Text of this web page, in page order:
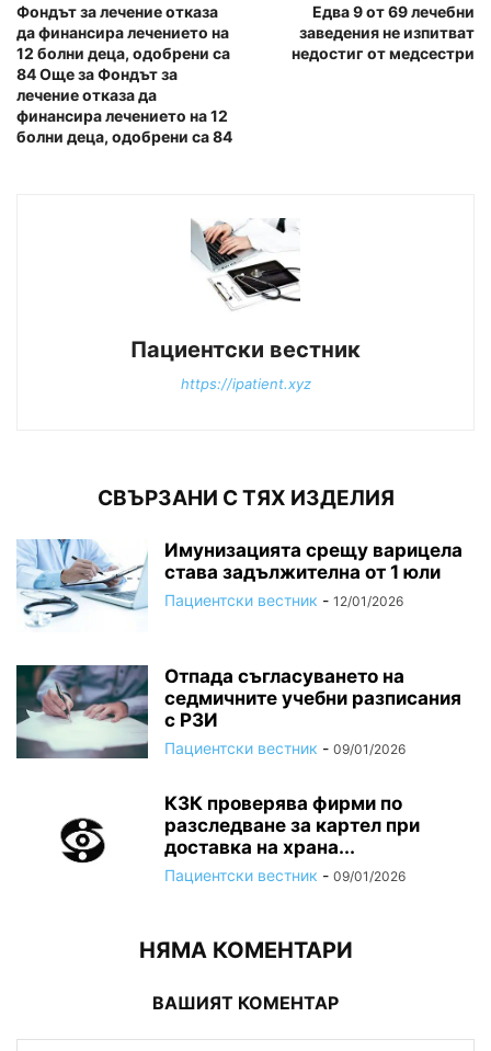
Фондът за лечение отказа
да финансира лечението на
12 болни деца, одобрени са
84 Още за Фондът за
лечение отказа да
финансира лечението на 12
болни деца, одобрени са 84
Едва 9 от 69 лечебни
заведения не изпитват
недостиг от медсестри
Пациентски вестник
https://ipatient.xyz
СВЪРЗАНИ С ТЯХ ИЗДЕЛИЯ
Имунизацията срещу варицела
става задължителна от 1 юли
Пациентски вестник - 12/01/2026
Отпада съгласуването на
седмичните учебни разписания
с РЗИ
Пациентски вестник - 09/01/2026
КЗК проверява фирми по
разследване за картел при
доставка на храна...
Пациентски вестник - 09/01/2026
НЯМА КОМЕНТАРИ
ВАШИЯТ КОМЕНТАР